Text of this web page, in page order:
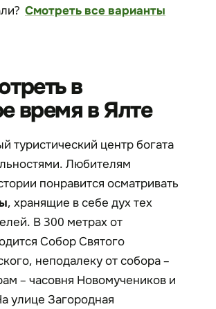
Смотреть все варианты
в
время в Ялте
туристический центр богата
Любителям
понравится осматривать
, хранящие в себе дух тех
В 300 метрах от
Собор Святого
неподалеку от собора –
– часовня Новомучеников и
улице Загородная